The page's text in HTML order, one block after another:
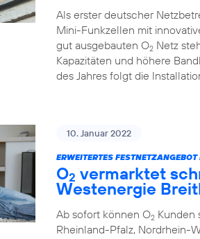
Als erster deutscher
Mini-Funkzellen mit
gut ausgebauten O2 Netz
Kapazitäten und höhere
des Jahres folgt die
10. Januar 2022
ERWEITERTES FESTNETZANGEBOT
O2 vermarktet
Westenergie
Ab sofort können O2 Kunden
Rheinland-Pfalz, Nordrhein-